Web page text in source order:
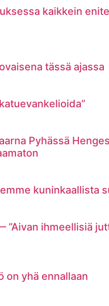
kaikkein
tässä ajassa
Pyhässä
kuninkaallista
”Aivan ihmeellisiä
on yhä ennallaan